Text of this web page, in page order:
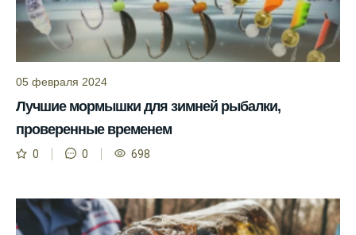
Сегодня у меня был успешный клев, и это
благодаря прогнозу.
помогает мне выбирать лучшие дни для
рыбалки в Москве и области.
Я скачал приложение и теперь всегда
знаю, когда клюет рыба.
ловли предоставляет точные прогнозы
клева.
05 февраля 2024
Лучшие мормышки для зимней рыбалки,
проверенные временем
0 0 698